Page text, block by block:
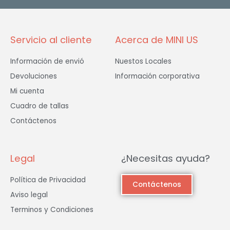
Servicio al cliente
Información de envió
Devoluciones
Mi cuenta
Cuadro de tallas
Contáctenos
Acerca de MINI US
Nuestos Locales
Información corporativa
Legal
Política de Privacidad
Aviso legal
Terminos y Condiciones
¿Necesitas ayuda?
Contáctenos